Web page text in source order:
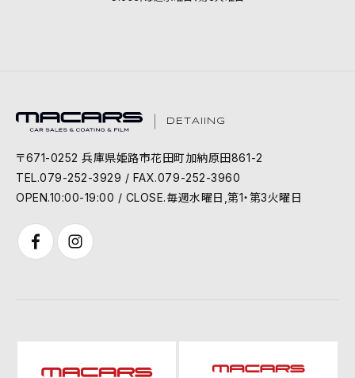
DETAIING
〒671-0252 兵庫県姫路市花田町加納原田861-2
TEL.079-252-3929 / FAX.079-252-3960
OPEN.10:00-19:00 / CLOSE.毎週水曜日,第1・第3火曜日